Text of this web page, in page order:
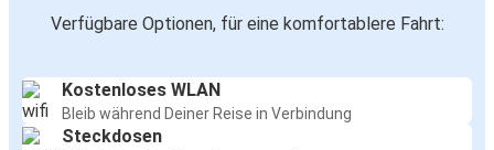
Verfügbare Optionen, für eine komfortablere Fahrt:
Kostenloses WLAN
Bleib während Deiner Reise in Verbindung
Steckdosen